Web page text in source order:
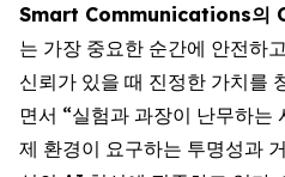
Smart Communications의
는 가장 중요한 순간에 안전하
신뢰가 있을 때 진정한 가치를
면서 “실험과 과장이 난무하는
제 환경이 요구하는 투명성과